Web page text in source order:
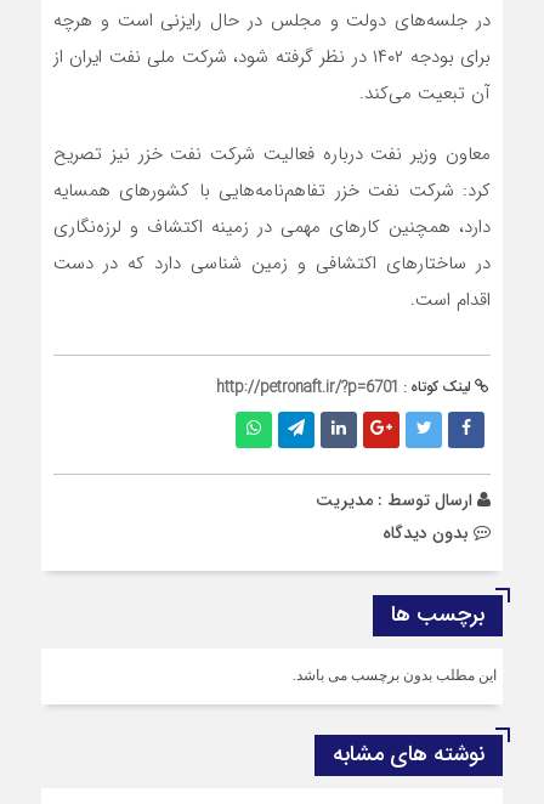
در جلسه‌های دولت و مجلس در حال رایزنی است و هرچه
برای بودجه ۱۴۰۲ در نظر گرفته شود، شرکت ملی نفت ایران از
آن تبعیت می‌کند.
معاون وزیر نفت درباره فعالیت شرکت نفت خزر نیز تصریح
کرد: شرکت نفت خزر تفاهم‌نامه‌هایی با کشورهای همسایه
دارد، همچنین کارهای مهمی در زمینه اکتشاف و لرزه‌نگاری
در ساختارهای اکتشافی و زمین شناسی دارد که در دست
اقدام است.
لینک کوتاه : http://petronaft.ir/?p=6701
ارسال توسط : مدیریت
بدون دیدگاه
برچسب ها
این مطلب بدون برچسب می باشد.
نوشته های مشابه